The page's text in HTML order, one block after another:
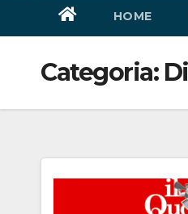
HOME
Categoria: